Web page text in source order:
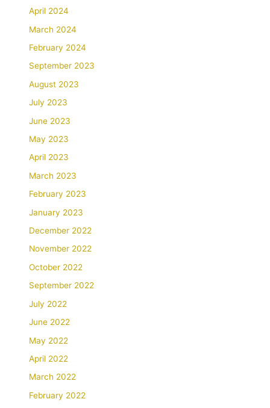
April 2024
March 2024
February 2024
September 2023
August 2023
July 2023
June 2023
May 2023
April 2023
March 2023
February 2023
January 2023
December 2022
November 2022
October 2022
September 2022
July 2022
June 2022
May 2022
April 2022
March 2022
February 2022